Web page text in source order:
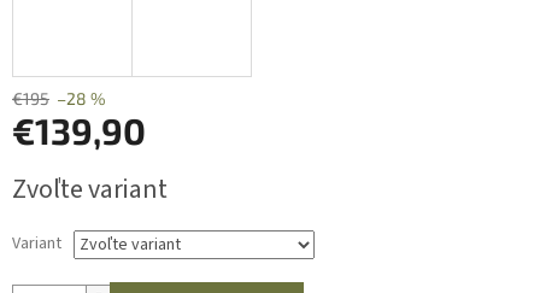
€195 –28 %
€139,90
cena:
Zvoľte variant
Variant